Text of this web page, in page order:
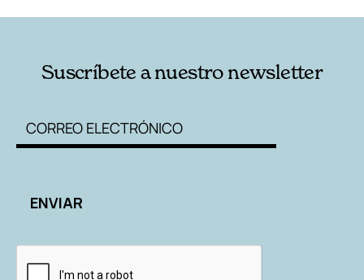
Suscríbete a nuestro newsletter